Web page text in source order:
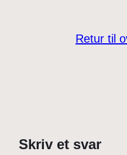
Retur til
Skriv et svar